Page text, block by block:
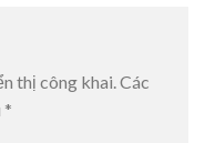
thị công khai.Các
*